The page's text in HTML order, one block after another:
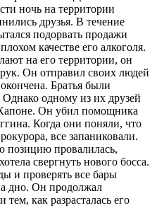
ночь на территории
друзья. В течение
подорвать продажи
качестве его алкоголя.
на его территории, он
Он отправил своих людей
Братья были
одному из их друзей
Он убил помощника
Когда они поняли, что
все запаниковали.
позицию провалилась,
свергнуть нового босса.
и проверять все бары
дно. Он продолжал
как разрасталась его